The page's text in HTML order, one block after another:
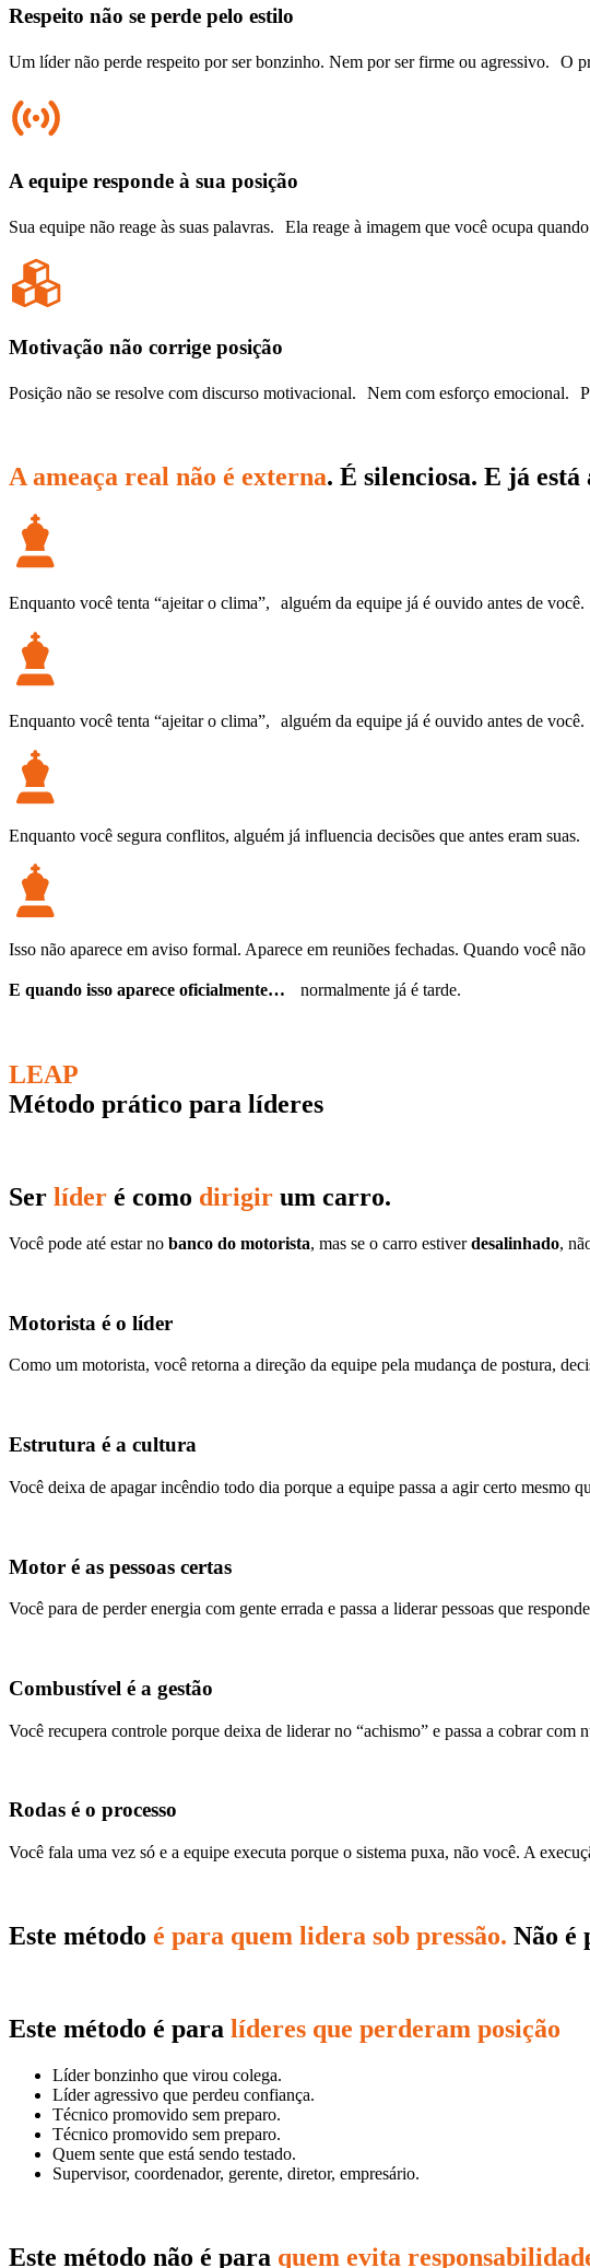
Respeito não se perde pelo estilo
Um líder não perde respeito por ser bonzinho. Nem por ser firme ou agressivo. O
A equipe responde à sua posição
Sua equipe não reage às suas palavras. Ela reage à imagem que você ocupa
Motivação não corrige posição
Posição não se resolve com discurso motivacional. Nem com esforço emocional.
A ameaça real não é externa. É silenciosa. E já está
Enquanto você tenta “ajeitar o clima”, alguém da equipe já é ouvido antes de você.
Enquanto você tenta “ajeitar o clima”, alguém da equipe já é ouvido antes de você.
Enquanto você segura conflitos, alguém já influencia decisões que antes eram suas.
Isso não aparece em aviso formal. Aparece em reuniões fechadas. Quando você não
E quando isso aparece oficialmente… normalmente já é tarde.
LEAP
Método prático para líderes
Ser líder é como dirigir um carro.
Você pode até estar no banco do motorista, mas se o carro estiverdesalinhado,
Motorista é o líder
Como um motorista, você retorna a direção da equipe pela mudança de postura,
Estrutura é a cultura
Você deixa de apagar incêndio todo dia porque a equipe passa a agir certo mesmo
Motor é as pessoas certas
Você para de perder energia com gente errada e passa a liderar pessoas que
Combustível é a gestão
Você recupera controle porque deixa de liderar no “achismo” e passa a cobrar com
Rodas é o processo
Você fala uma vez só e a equipe executa porque o sistema puxa, não você. A
Este método é para quem lidera sob pressão. Não é
Este método é para líderes que perderam posição
Líder bonzinho que virou colega.
Líder agressivo que perdeu confiança.
Técnico promovido sem preparo.
Técnico promovido sem preparo.
Quem sente que está sendo testado.
Supervisor, coordenador, gerente, diretor, empresário.
Este método não é para quem evita